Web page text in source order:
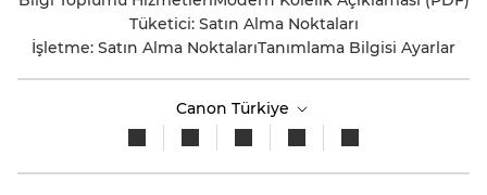
Tüketici: Satın Alma Noktaları
İşletme: Satın Alma NoktalarıTanımlama Bilgisi Ayarlar
Canon Türkiye